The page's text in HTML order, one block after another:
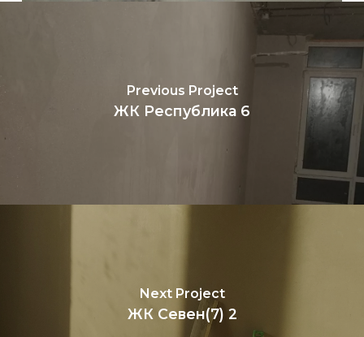
Previous Project
ЖК Республика 6
Next Project
ЖК Севен(7) 2